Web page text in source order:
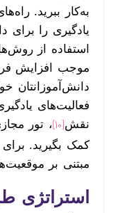
به‌کار ببرید.
یادگیری را برای
استفاده از
موجب افزایش
دانش‌آموزانتان
فعالیت‌های
نقش[10]
، تور
کمک بگیرید. برای
مبتنی بر
استراتژی